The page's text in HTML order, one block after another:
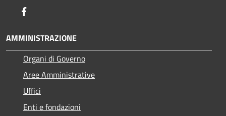
AMMINISTRAZIONE
Organi di Governo
Aree Amministrative
Uffici
Enti e fondazioni